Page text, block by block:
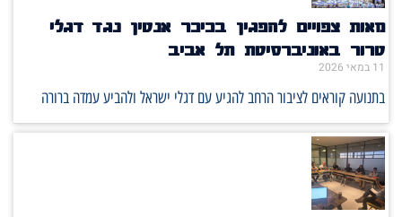
מאות צפויים להפגין בכיכר אנטין נגד דגלי
טרור באוניברסיטת תל אביב
11 במאי 2026
בתנועה קוראים לציבור הרחב להגיע עם דגלי ישראל ולהביע עמדה ברורה